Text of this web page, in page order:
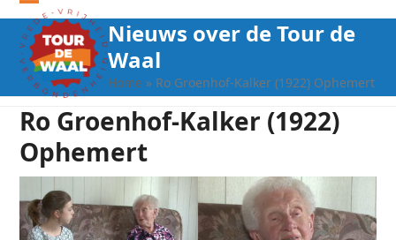
Open
mobile
menu
Close
mobile
menu
Nieuws over de Tour de
Waal
Home » Ro Groenhof-Kalker (1922) Ophemert
Ro Groenhof-Kalker (1922)
Ophemert